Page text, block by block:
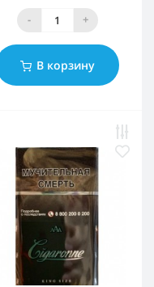
- +
В корзину